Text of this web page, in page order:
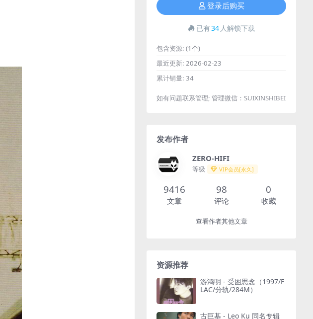
登录后购买
已有34 人解锁下载
包含资源: (1个)
最近更新: 2026-02-23
累计销量: 34
如有问题联系管理; 管理微信：SUIXINSHIBEI
发布作者
ZERO-HIFI
等级 VIP会员[永久]
9416
文章
98
评论
0
收藏
查看作者其他文章
资源推荐
游鸿明 - 受困思念（1997/F
LAC/分轨/284M）
古巨基 - Leo Ku 同名专辑